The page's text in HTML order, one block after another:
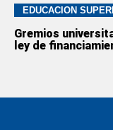
EDUCACION
Gremios
ley de